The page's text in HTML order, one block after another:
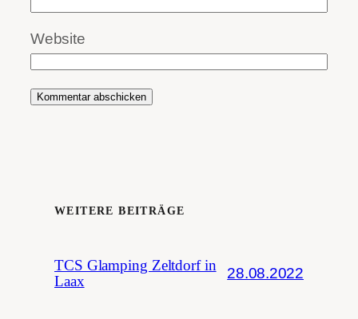
Website
WEITERE BEITRÄGE
TCS Glamping Zeltdorf in
Laax
28.08.2022